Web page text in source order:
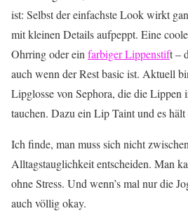
ist: Selbst der einfachste Look wirkt
mit kleinen Details aufpeppt. Eine
Ohrring oder ein farbiger Lippenstift –
auch wenn der Rest basic ist. Aktuell
Lipglosse von Sephora, die die Lippen
tauchen. Dazu ein Lip Taint und es hält
Ich finde, man muss sich nicht
Alltagstauglichkeit entscheiden. Man
ohne Stress. Und wenn’s mal nur die
auch völlig okay.